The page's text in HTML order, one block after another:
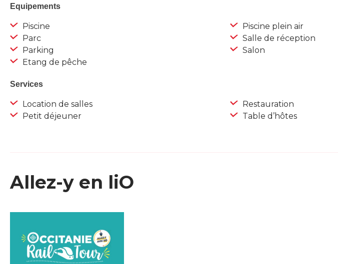
Equipements
Piscine
Parc
Parking
Etang de pêche
Piscine plein air
Salle de réception
Salon
Services
Location de salles
Petit déjeuner
Restauration
Table d’hôtes
Allez-y en liO